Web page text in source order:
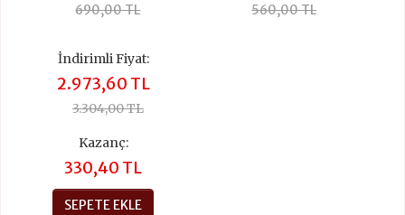
690,00 TL 560,00 TL
İndirimli Fiyat:
2.973,60 TL
3.304,00 TL
Kazanç:
330,40 TL
SEPETE EKLE